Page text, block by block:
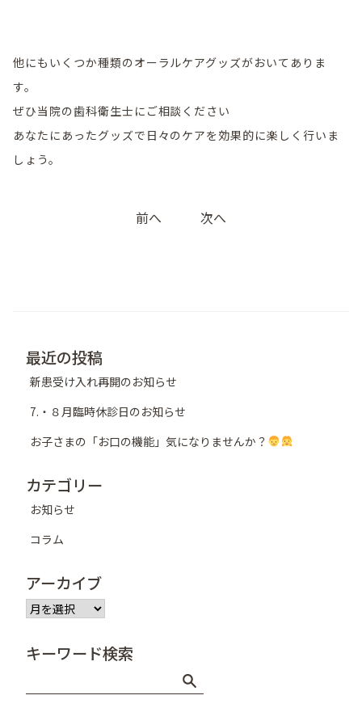
他にもいくつか種類のオーラルケアグッズがおいてありま
す。
ぜひ当院の歯科衛生士にご相談ください
あなたにあったグッズで日々のケアを効果的に楽しく行いま
しょう。
前へ 次へ
最近の投稿
新患受け入れ再開のお知らせ
7.・８月臨時休診日のお知らせ
お子さまの「お口の機能」気になりませんか？
カテゴリー
お知らせ
コラム
アーカイブ
ア
ー
イ
キーワード検索